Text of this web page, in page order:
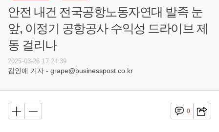
안전 내건 전국공항노동자연대 발족 눈
앞, 이정기 공항공사 수익성 드라이브 제
동 걸리나
2025-03-26 17:24:39
김인애 기자 - grape@businesspost.co.kr
0